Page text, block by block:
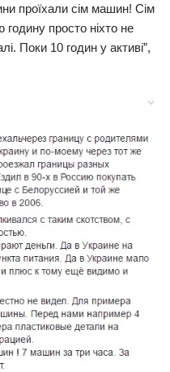
проїхали сім машин! Сім
просто ніхто не
Поки 10 годин у активі”,